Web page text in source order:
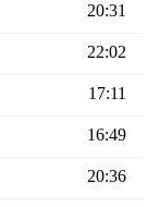
20:31
22:02
17:11
16:49
20:36